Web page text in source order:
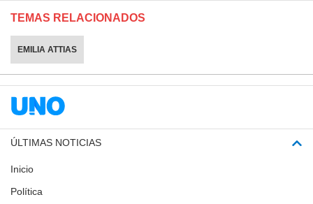
TEMAS RELACIONADOS
EMILIA ATTIAS
ÚLTIMAS NOTICIAS
Inicio
Política